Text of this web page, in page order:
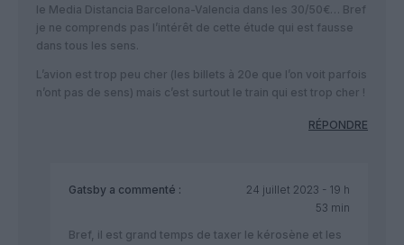
le Media Distancia Barcelona-Valencia dans les 30/50€… Bref
je ne comprends pas l’intérêt de cette étude qui est fausse
dans tous les sens.
L’avion est trop peu cher (les billets à 20e que l’on voit parfois
n’ont pas de sens) mais c’est surtout le train qui est trop cher !
RÉPONDRE
Gatsby a commenté :
24 juillet 2023 - 19 h
53 min
Bref, il est grand temps de taxer le kérosène et les